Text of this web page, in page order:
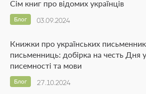
Сім книг про відомих українців
03.09.2024
Блог
Книжки про українських
письменниць: добірка на честь Дня
писемності та мови
27.10.2024
Блог